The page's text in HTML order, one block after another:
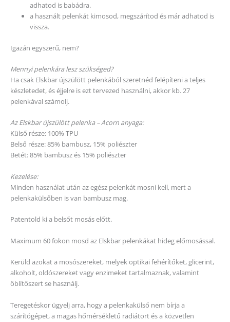
adhatod is babádra.
a használt pelenkát kimosod, megszárítod és már adhatod is
vissza.
Igazán egyszerű, nem?
Mennyi pelenkára lesz szükséged?
Ha csak Elskbar újszülött pelenkából szeretnéd felépíteni a teljes
készletedet, és éjjelre is ezt tervezed használni, akkor kb. 27
pelenkával számolj.
Az Elskbar újszülött pelenka – Acorn anyaga:
Külső része: 100% TPU
Belső része: 85% bambusz, 15% poliészter
Betét: 85% bambusz és 15% poliészter
Kezelése:
Minden használat után az egész pelenkát mosni kell, mert a
pelenkakülsőben is van bambusz mag.
Patentold ki a belsőt mosás előtt.
Maximum 60 fokon mosd az Elskbar pelenkákat hideg előmosással.
Kerüld azokat a mosószereket, melyek optikai fehérítőket, glicerint,
alkoholt, oldószereket vagy enzimeket tartalmaznak, valamint
öblítőszert se használj.
Teregetéskor ügyelj arra, hogy a pelenkakülső nem bírja a
szárítógépet, a magas hőmérsékletű radiátort és a közvetlen